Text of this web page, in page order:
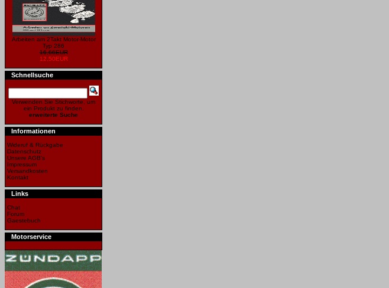
Arbeiten am 2Takt Motor-Motor
Typ 286
16,66EUR
12,50EUR
Schnellsuche
Verwenden Sie Stichworte, um
ein Produkt zu finden.
erweiterte Suche
Informationen
Wideruf & Rückgabe
Datenschutz
Unsere AGB's
Impressum
Versandkosten
Kontakt
Links
Chat
Forum
Gaestebuch
Motorservice